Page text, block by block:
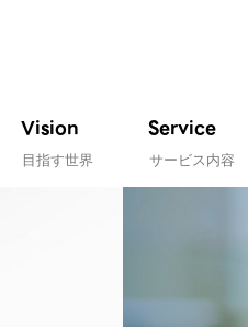
Vision
目指す世界
Service
サービス内容